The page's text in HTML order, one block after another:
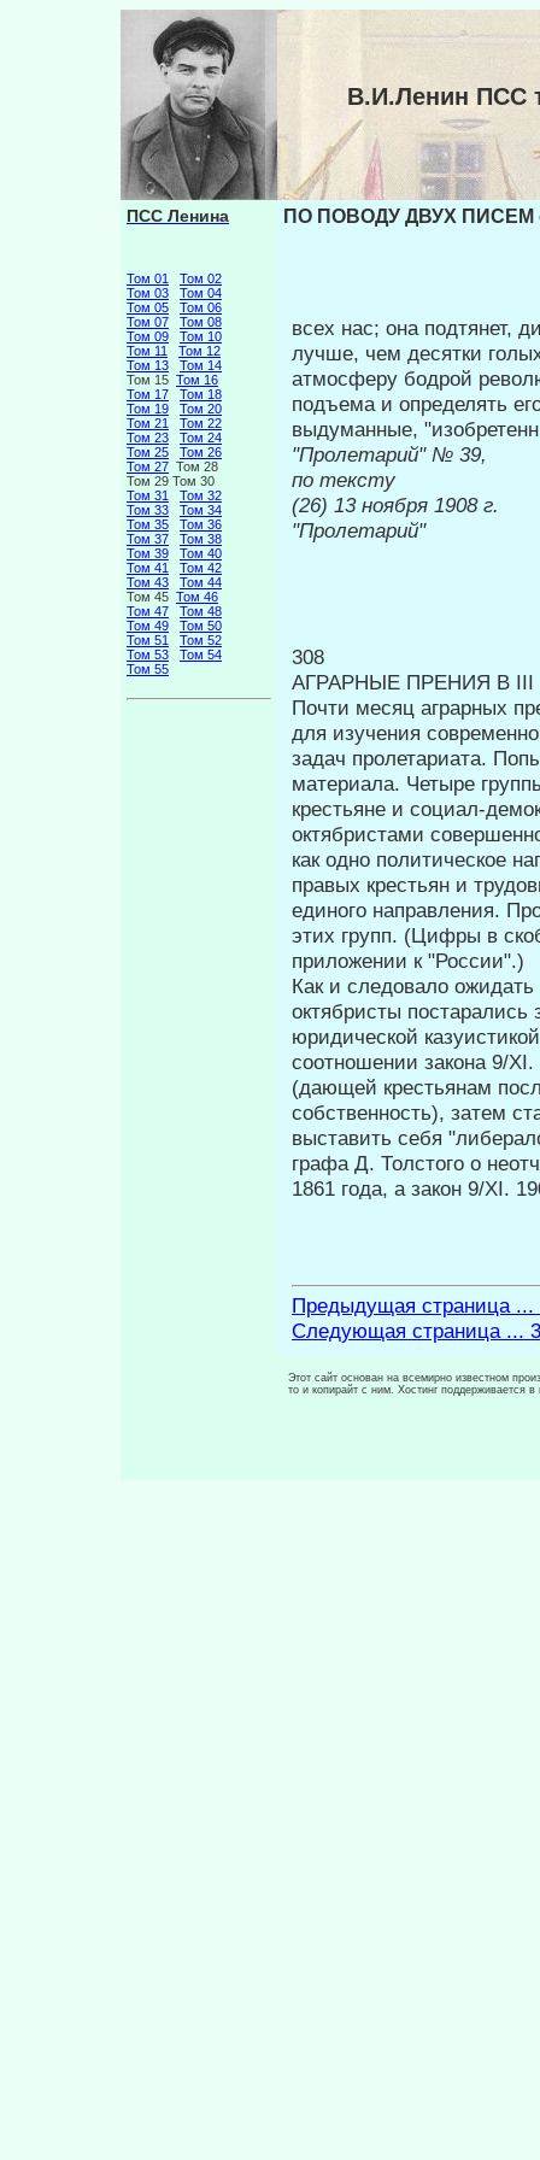
В.И.Ленин ПСС
ПСС Ленина
Том 01
Том 02
Том 03
Том 04
Том 05
Том 06
Том 07
Том 08
Том 09
Том 10
Том 11
Том 12
Том 13
Том 14
Том 15 Том 16
Том 17
Том 18
Том 19
Том 20
Том 21
Том 22
Том 23
Том 24
Том 25
Том 26
Том 27 Том 28
Том 29 Том 30
Том 31
Том 32
Том 33
Том 34
Том 35
Том 36
Том 37
Том 38
Том 39
Том 40
Том 41
Том 42
Том 43
Том 44
Том 45 Том 46
Том 47
Том 48
Том 49
Том 50
Том 51
Том 52
Том 53
Том 54
Том 55
ПО ПОВОДУ ДВУХ ПИСЕМ
всех нас; она подтянет,
лучше, чем десятки
атмосферу бодрой
подъема и определять
выдуманные,
по тексту
(26) 13
"Пролетарий"
308
АГРАРНЫЕ ПРЕНИЯ В
Почти месяц аграрных
для изучения
задач про­летариата.
материала. Четыре
крестьяне и социал-
октябристами
как одно политическое
правых крестьян и
единого направления.
этих групп. (Цифры в
при­ложении к "России".)
Как и следовало
октябристы постарались
юридической
соотношении закона 9/
(дающей крестьянам
собственность), затем
выставить себя
графа Д. Толстого о
1861 года, а закон 9/XI.
Предыдущая страница ...
Следующая страница ...
Этот сайт основан на всемирно известном
то и копирайт с ним. Хостинг поддерживается